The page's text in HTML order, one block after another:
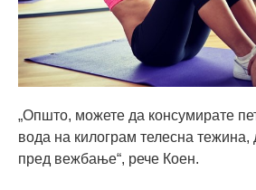
„Општо, можете да консумирате
вода на килограм телесна тежина,
пред вежбање“, рече Коен.